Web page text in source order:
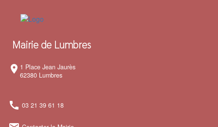
Mairie de Lumbres
room 1 Place Jean Jaurès
62380 Lumbres
call 03 21 39 61 18